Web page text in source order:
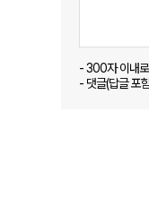
- 300자 이내
- 댓글(답글 포